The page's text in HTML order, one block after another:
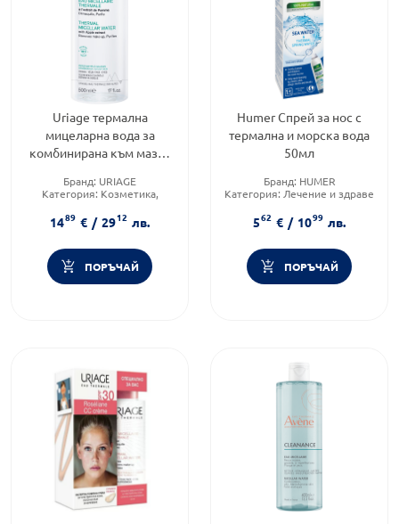
Uriage термална
мицеларна вода за
комбинирана към мазна
Бранд: URIAGE
Категория: Козметика,
Тип козметика:
Дермокозметика
1489 € / 2912 лв.
ПОРЪЧАЙ
Humer Спрей за нос с
термална и морска вода
50мл
Бранд: HUMER
Категория: Лечение и здраве
562 € / 1099 лв.
ПОРЪЧАЙ